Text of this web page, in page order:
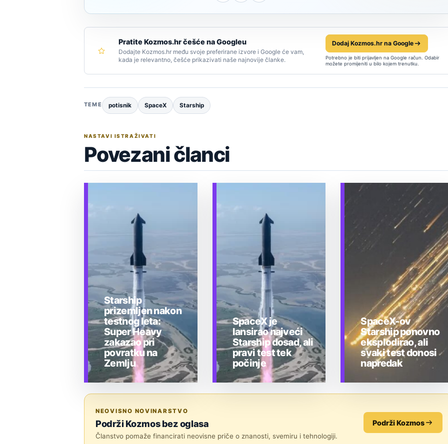
Pratite Kozmos.hr češće na Googleu
Dodajte Kozmos.hr među svoje preferirane izvore i Google će vam,
kada je relevantno, češće prikazivati naše najnovije članke.
Dodaj Kozmos.hr na Google
Potrebno je biti prijavljen na Google račun. Odabir
možete promijeniti u bilo kojem trenutku.
TEME potisnik SpaceX Starship
NASTAVI ISTRAŽIVATI
Povezani članci
Starship
prizemljen nakon
testnog leta:
Super Heavy
zakazao pri
povratku na
Zemlju
SpaceX je
lansirao najveći
Starship dosad, ali
pravi test tek
počinje
SpaceX-ov
Starship ponovno
eksplodirao, ali
svaki test donosi
napredak
NEOVISNO NOVINARSTVO
Podrži Kozmos bez oglasa
Članstvo pomaže financirati neovisne priče o znanosti, svemiru i tehnologiji.
Podrži Kozmos